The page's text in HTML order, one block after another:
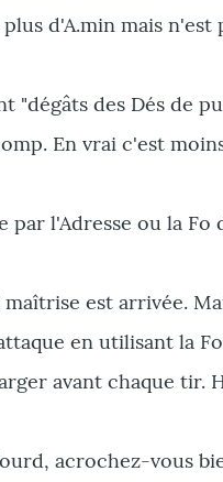
d'A.min mais
des Dés de
En vrai c'est
l'Adresse ou la
est arrivée.
en utilisant la
avant chaque tir.
acrochez-vous